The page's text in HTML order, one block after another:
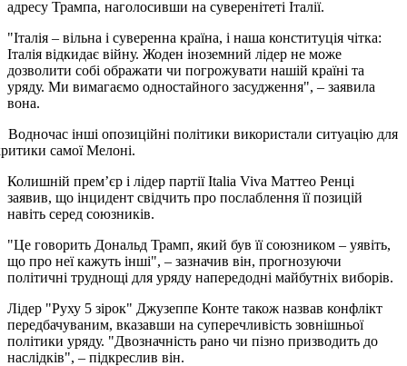
адресу Трампа, наголосивши на суверенітеті Італії.
"Італія – вільна і суверенна країна, і наша конституція чітка:
Італія відкидає війну. Жоден іноземний лідер не може
дозволити собі ображати чи погрожувати нашій країні та
уряду. Ми вимагаємо одностайного засудження", – заявила
вона.
інші опозиційні політики використали ситуацію для
самої Мелоні.
Колишній прем’єр і лідер партії Italia Viva Маттео Ренці
заявив, що інцидент свідчить про послаблення її позицій
навіть серед союзників.
"Це говорить Дональд Трамп, який був її союзником – уявіть,
що про неї кажуть інші", – зазначив він, прогнозуючи
політичні труднощі для уряду напередодні майбутніх виборів.
Лідер "Руху 5 зірок" Джузеппе Конте також назвав конфлікт
передбачуваним, вказавши на суперечливість зовнішньої
політики уряду. "Двозначність рано чи пізно призводить до
наслідків", – підкреслив він.